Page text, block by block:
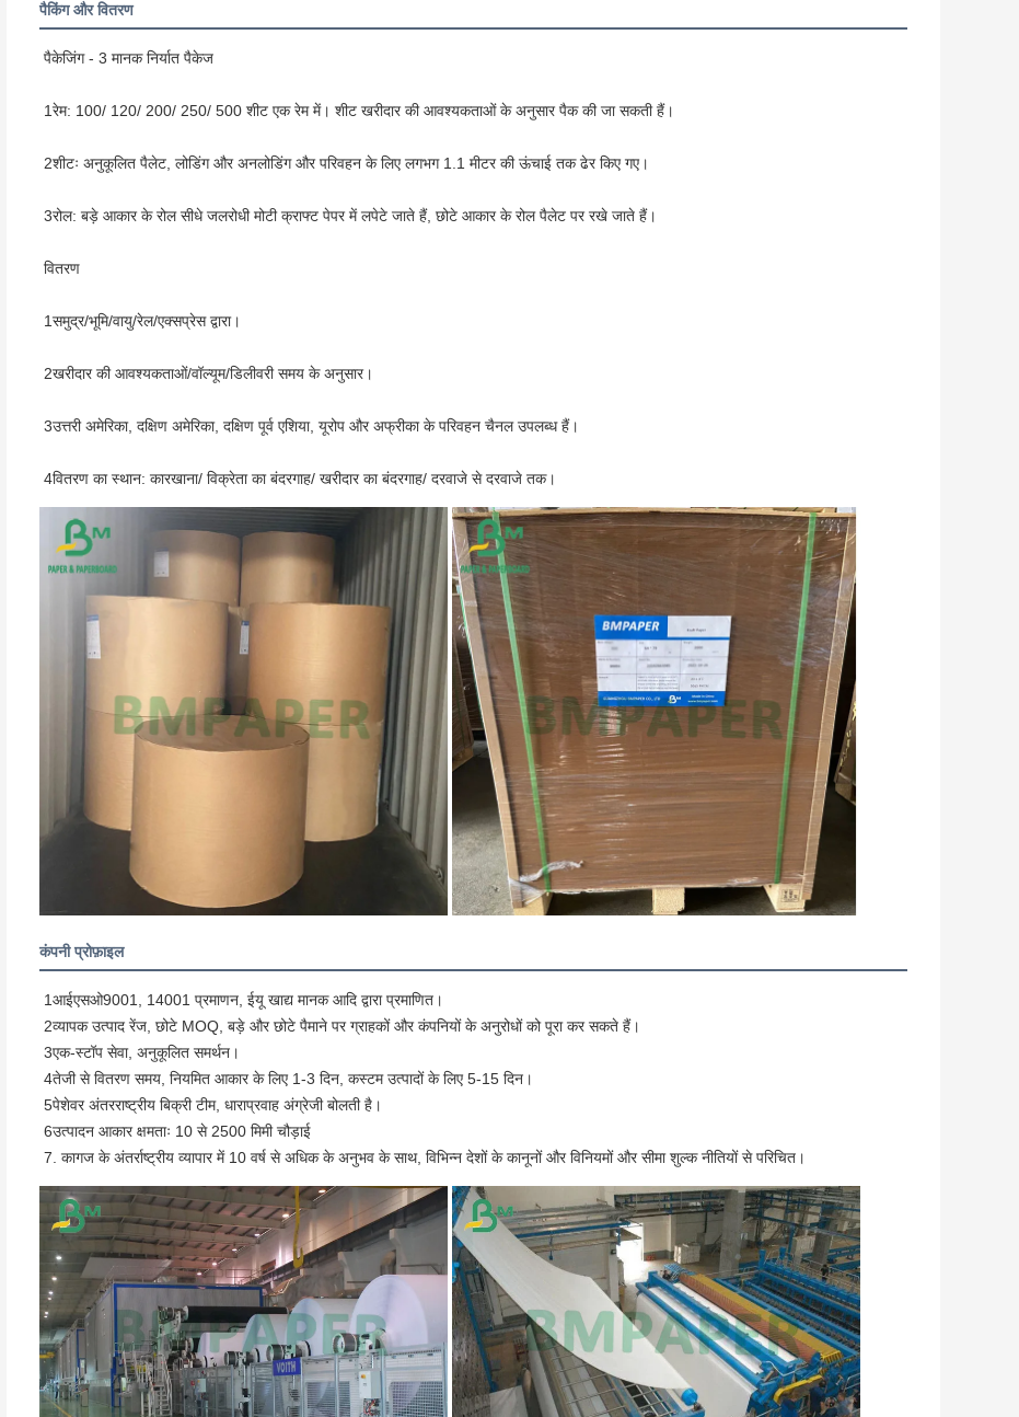
पैकिंग और वितरण
पैकेजिंग - 3 मानक निर्यात पैकेज
1रेम: 100/ 120/ 200/ 250/ 500 शीट एक रेम में। शीट खरीदार की आवश्यकताओं के अनुसार पैक की जा सकती हैं।
2शीटः अनुकूलित पैलेट, लोडिंग और अनलोडिंग और परिवहन के लिए लगभग 1.1 मीटर की ऊंचाई तक ढेर किए गए।
3रोल: बड़े आकार के रोल सीधे जलरोधी मोटी क्राफ्ट पेपर में लपेटे जाते हैं, छोटे आकार के रोल पैलेट पर रखे जाते हैं।
वितरण
1समुद्र/भूमि/वायु/रेल/एक्सप्रेस द्वारा।
2खरीदार की आवश्यकताओं/वॉल्यूम/डिलीवरी समय के अनुसार।
3उत्तरी अमेरिका, दक्षिण अमेरिका, दक्षिण पूर्व एशिया, यूरोप और अफ्रीका के परिवहन चैनल उपलब्ध हैं।
4वितरण का स्थान: कारखाना/ विक्रेता का बंदरगाह/ खरीदार का बंदरगाह/ दरवाजे से दरवाजे तक।
कंपनी प्रोफ़ाइल
1आईएसओ9001, 14001 प्रमाणन, ईयू खाद्य मानक आदि द्वारा प्रमाणित।
2व्यापक उत्पाद रेंज, छोटे MOQ, बड़े और छोटे पैमाने पर ग्राहकों और कंपनियों के अनुरोधों को पूरा कर सकते हैं।
3एक-स्टॉप सेवा, अनुकूलित समर्थन।
4तेजी से वितरण समय, नियमित आकार के लिए 1-3 दिन, कस्टम उत्पादों के लिए 5-15 दिन।
5पेशेवर अंतरराष्ट्रीय बिक्री टीम, धाराप्रवाह अंग्रेजी बोलती है।
6उत्पादन आकार क्षमताः 10 से 2500 मिमी चौड़ाई
7. कागज के अंतर्राष्ट्रीय व्यापार में 10 वर्ष से अधिक के अनुभव के साथ, विभिन्न देशों के कानूनों और विनियमों और सीमा शुल्क नीतियों से परिचित।